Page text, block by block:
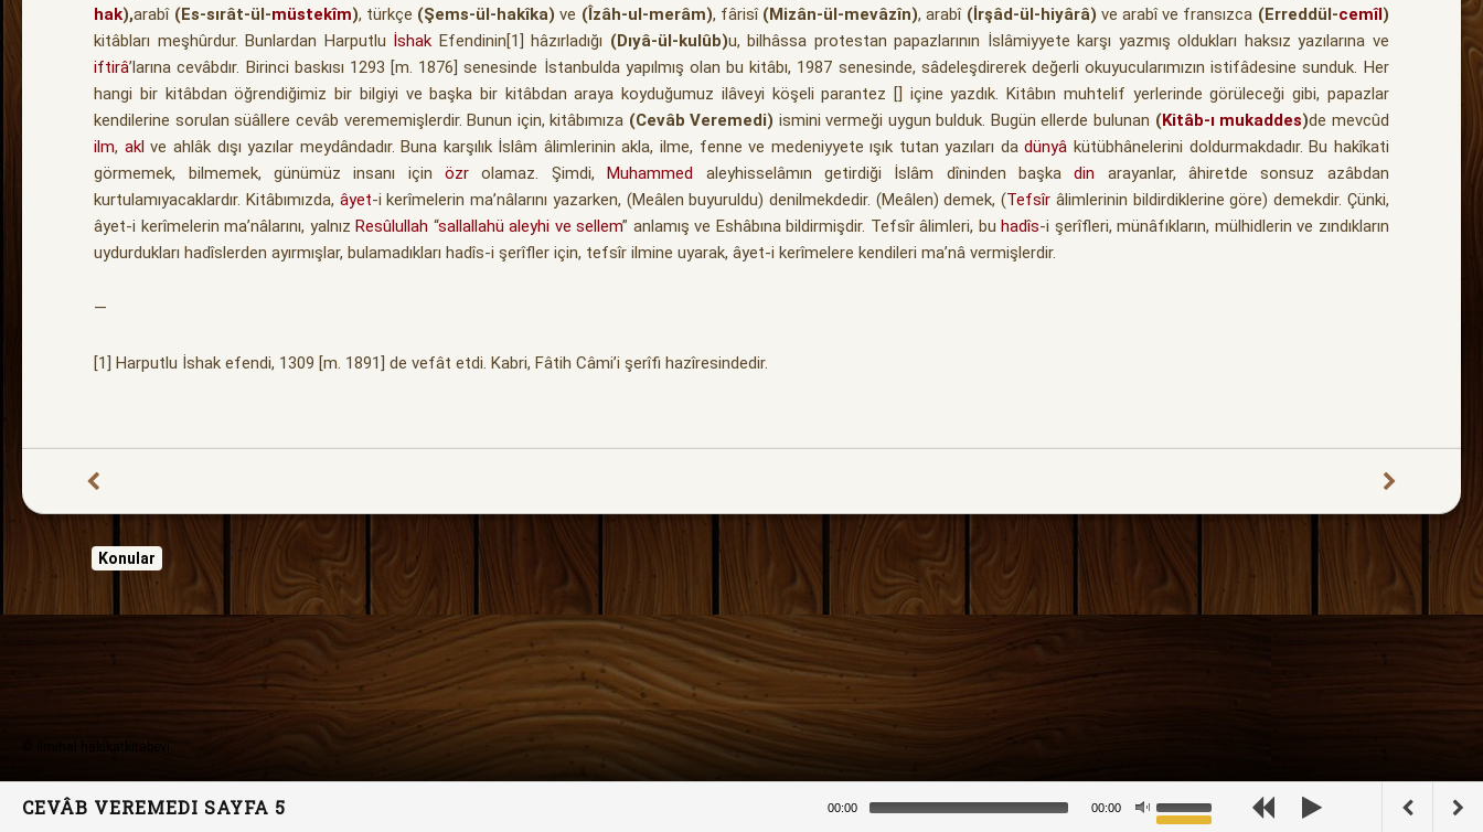
hak),arabî (Es-sırât-ül-müstekîm), türkçe (Şems-ül-hakîka)ve (Îzâh-ul-merâm), fârisî (Mizân-ül-mevâzîn), arabî (İrşâd-ül-hiyârâ) ve arabî ve fransızca (Erreddül-cemîl)
kitâbları meşhûrdur. Bunlardan Harputlu İshak Efendinin[1] hâzırladığı (Dıyâ-ül-kulûb)u, bilhâssa protestan papazlarının İslâmiyyete karşı yazmış oldukları haksız yazılarına ve
iftirâ’larına cevâbdır. Birinci baskısı 1293 [m. 1876] senesinde İstanbulda yapılmış olan bu kitâbı, 1987 senesinde, sâdeleşdirerek değerli okuyucularımızın istifâdesine sunduk. Her
hangi bir kitâbdan öğrendiğimiz bir bilgiyi ve başka bir kitâbdan araya koyduğumuz ilâveyi köşeli parantez [] içine yazdık. Kitâbın muhtelif yerlerinde görüleceği gibi, papazlar
kendilerine sorulan süâllere cevâb verememişlerdir. Bunun için, kitâbımıza (Cevâb Veremedi) ismini vermeği uygun bulduk. Bugün ellerde bulunan (Kitâb-ı mukaddes)de mevcûd
ilm, akl ve ahlâk dışı yazılar meydândadır. Buna karşılık İslâm âlimlerinin akla, ilme, fenne ve medeniyyete ışık tutan yazıları dadünyâ kütübhânelerini doldurmakdadır. Bu hakîkati
görmemek, bilmemek, günümüz insanı içinözr olamaz. Şimdi,Muhammed aleyhisselâmın getirdiği İslâm dîninden başkadin arayanlar, âhiretde sonsuz azâbdan
kurtulamıyacaklardır. Kitâbımızda, âyet-i kerîmelerin ma’nâlarını yazarken, (Meâlen buyuruldu) denilmekdedir. (Meâlen) demek, (Tefsîr âlimlerinin bildirdiklerine göre) demekdir. Çünki,
âyet-i kerîmelerin ma’nâlarını, yalnızResûlullah “sallallahü aleyhi ve sellem” anlamış ve Eshâbına bildirmişdir. Tefsîr âlimleri, buhadîs-i şerîfleri, münâfıkların, mülhidlerin ve zındıkların
uydurdukları hadîslerden ayırmışlar, bulamadıkları hadîs-i şerîfler için, tefsîr ilmine uyarak, âyet-i kerîmelere kendileri ma’nâ vermişlerdir.
—
[1] Harputlu İshak efendi, 1309 [m. 1891] de vefât etdi. Kabri, Fâtih Câmi’i şerîfi hazîresindedir.
Konular
© ilmihal hakikatkitabevi
CEVÂB VEREMEDI SAYFA 5 00:00 00:00